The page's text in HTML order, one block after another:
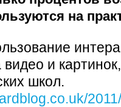
на
и
школ.